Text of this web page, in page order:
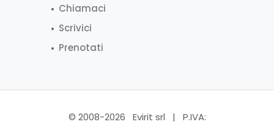
Chiamaci
Scrivici
Prenotati
© 2008-2026 Evirit srl | P.IVA: